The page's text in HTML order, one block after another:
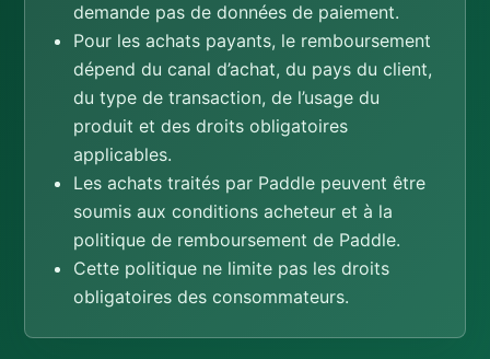
demande pas de données de paiement.
Pour les achats payants, le remboursement
dépend du canal d’achat, du pays du client,
du type de transaction, de l’usage du
produit et des droits obligatoires
applicables.
Les achats traités par Paddle peuvent être
soumis aux conditions acheteur et à la
politique de remboursement de Paddle.
Cette politique ne limite pas les droits
obligatoires des consommateurs.